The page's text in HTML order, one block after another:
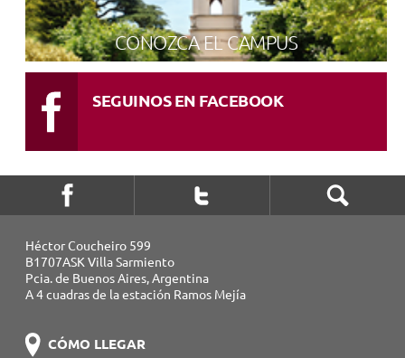
CONOZCA EL CAMPUS
SEGUINOS EN FACEBOOK
Héctor Coucheiro 599
B1707ASK Villa Sarmiento
Pcia. de Buenos Aires, Argentina
A 4 cuadras de la estación Ramos Mejía
CÓMO LLEGAR